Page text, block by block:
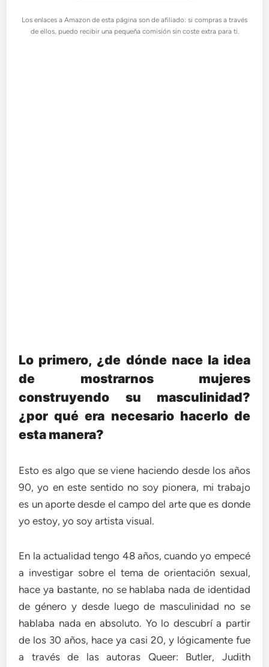
Los enlaces a Amazon de esta página son de afiliado: si compras a través
de ellos, puedo recibir una pequeña comisión sin coste extra para ti.
Lo primero, ¿de dónde nace la idea
de mostrarnos mujeres
construyendo su masculinidad?
¿por qué era necesario hacerlo de
esta manera?
Esto es algo que se viene haciendo desde los años
90, yo en este sentido no soy pionera, mi trabajo
es un aporte desde el campo del arte que es donde
yo estoy, yo soy artista visual.
En la actualidad tengo 48 años, cuando yo empecé
a investigar sobre el tema de orientación sexual,
hace ya bastante, no se hablaba nada de identidad
de género y desde luego de masculinidad no se
hablaba nada en absoluto. Yo lo descubrí a partir
de los 30 años, hace ya casi 20, y lógicamente fue
a través de las autoras Queer: Butler, Judith